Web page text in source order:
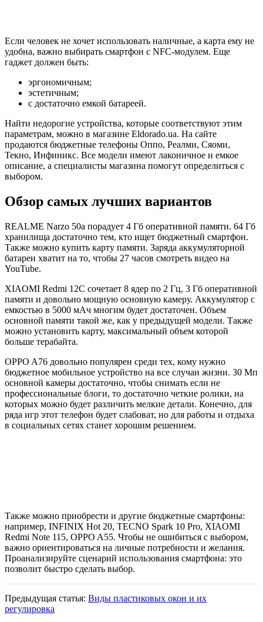
Если человек не хочет использовать наличные, а карта ему не
удобна, важно выбирать смартфон с NFC-модулем. Еще
гаджет должен быть:
эргономичным;
эстетичным;
с достаточно емкой батареей.
Найти недорогие устройства, которые соответствуют этим
параметрам, можно в магазине Eldorado.ua. На сайте
продаются бюджетные телефоны Оппо, Реалми, Сяоми,
Текно, Инфиникс. Все модели имеют лаконичное и емкое
описание, а специалисты магазина помогут определиться с
выбором.
Обзор самых лучших вариантов
REALME Narzo 50a порадует 4 Гб оперативной памяти. 64 Гб
хранилища достаточно тем, кто ищет бюджетный смартфон.
Также можно купить карту памяти. Заряда аккумуляторной
батареи хватит на то, чтобы 27 часов смотреть видео на
YouTube.
XIAOMI Redmi 12C сочетает 8 ядер по 2 Гц, 3 Гб оперативной
памяти и довольно мощную основную камеру. Аккумулятор с
емкостью в 5000 мАч многим будет достаточен. Объем
основной памяти такой же, как у предыдущей модели. Также
можно установить карту, максимальный объем которой
больше терабайта.
OPPO A76 довольно популярен среди тех, кому нужно
бюджетное мобильное устройство на все случаи жизни. 30 Мп
основной камеры достаточно, чтобы снимать если не
профессиональные блоги, то достаточно четкие ролики, на
которых можно будет различить мелкие детали. Конечно, для
ряда игр этот телефон будет слабоват, но для работы и отдыха
в социальных сетях станет хорошим решением.
Также можно приобрести и другие бюджетные смартфоны:
например, INFINIX Hot 20, TECNO Spark 10 Pro, XIAOMI
Redmi Note 115, OPPO A55. Чтобы не ошибиться с выбором,
важно ориентироваться на личные потребности и желания.
Проанализируйте сценарий использования смартфона: это
позволит быстро сделать выбор.
Предыдущая статья: Виды пластиковых окон и их
регулировка